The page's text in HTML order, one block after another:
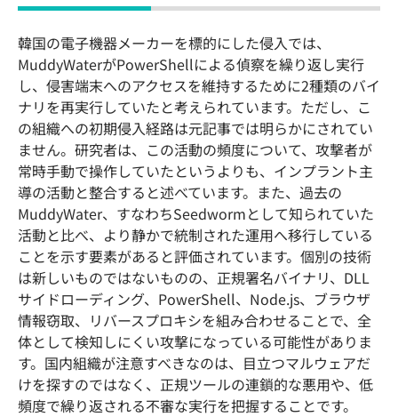
韓国の電子機器メーカーを標的にした侵入では、
MuddyWaterがPowerShellによる偵察を繰り返し実行
し、侵害端末へのアクセスを維持するために2種類のバイ
ナリを再実行していたと考えられています。ただし、こ
の組織への初期侵入経路は元記事では明らかにされてい
ません。研究者は、この活動の頻度について、攻撃者が
常時手動で操作していたというよりも、インプラント主
導の活動と整合すると述べています。また、過去の
MuddyWater、すなわちSeedwormとして知られていた
活動と比べ、より静かで統制された運用へ移行している
ことを示す要素があると評価されています。個別の技術
は新しいものではないものの、正規署名バイナリ、DLL
サイドローディング、PowerShell、Node.js、ブラウザ
情報窃取、リバースプロキシを組み合わせることで、全
体として検知しにくい攻撃になっている可能性がありま
す。国内組織が注意すべきなのは、目立つマルウェアだ
けを探すのではなく、正規ツールの連鎖的な悪用や、低
頻度で繰り返される不審な実行を把握することです。